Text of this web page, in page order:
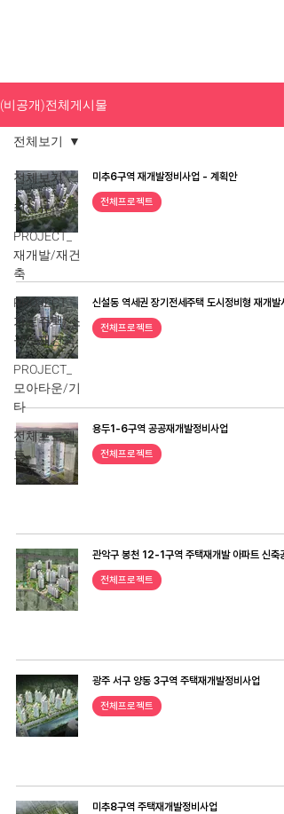
(비공개)전체게시물
전체보기
최신뉴스
PROJECT_
재개발/재건
축
PROJECT_
가로주택/소
규모재건축
PROJECT_
모아타운/기
타
전체프로젝
트
전체보기
미추6구역 재개발정비사업 - 계획안
전체프로젝트
신설동 역세권 장기전세주택 도시정비형 재개발
전체프로젝트
용두1-6구역 공공재개발정비사업
전체프로젝트
관악구 봉천 12-1구역 주택재개발 아파트 신축
전체프로젝트
광주 서구 양동 3구역 주택재개발정비사업
전체프로젝트
미추8구역 주택재개발정비사업